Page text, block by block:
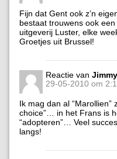
Fijn dat Gent ook z’n
bestaat trouwens ook
uitgeverij Luster, elke
Groetjes uit Brussel!
Reactie van Jimmy
29-05-2010 om
Ik mag dan al
choice”… in het Frans is
“adopteren”… Veel
langs!